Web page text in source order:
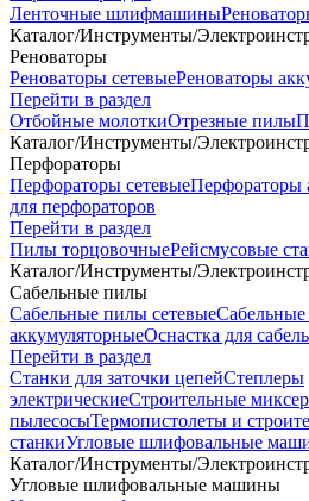
Ленточные шлифмашины
Каталог/Инструменты/
Реноваторы
Реноваторы сетевыеРеноваторы
Перейти в раздел
Отбойные молоткиОтрезные пилы
Каталог/Инструменты/
Перфораторы
Перфораторы сетевыеПерфораторы
для перфораторов
Перейти в раздел
Пилы торцовочныеРейсмусовые
Каталог/Инструменты/
Сабельные пилы
Сабельные пилы сетевые
аккумуляторныеОснастка для
Перейти в раздел
Станки для заточки цепейСтеплеры
электрическиеСтроительные
пылесосыТермопистолеты и
станкиУгловые шлифовальные
Каталог/Инструменты/
Угловые шлифовальные машины